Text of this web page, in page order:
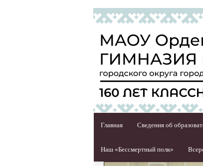
Главная Сведения об
Наш «Бессмертный полк»